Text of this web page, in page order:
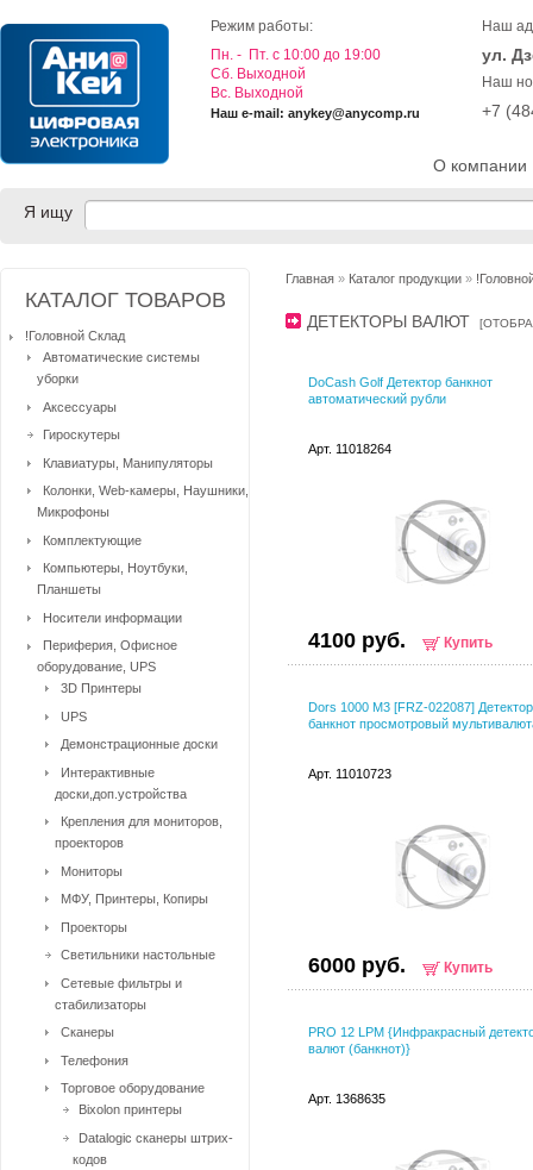
О компании
Режим работы:
Пн. - Пт. с 10:00 до 19:00
Cб. Выходной
Вс. Выходной
Наш e-mail: anykey@anycomp.ru
Наш
ул.
Наш
+7
Я ищу
Главная » Каталог продукции »
ДЕТЕКТОРЫ ВАЛЮТ [
DoCash Golf Детектор банкнот
автоматический рубли
Арт. 11018264
4100 руб. Купить
Dors 1000 M3 [FRZ-022087] Детектор
банкнот просмотровый
Арт. 11010723
6000 руб. Купить
PRO 12 LPM {Инфракрасный
валют (банкнот)}
Арт. 1368635
КАТАЛОГ ТОВАРОВ
!Головной Склад
Автоматические системы
уборки
Аксессуары
Гироскутеры
Клавиатуры, Манипуляторы
Колонки, Web-камеры, Наушники,
Микрофоны
Комплектующие
Компьютеры, Ноутбуки,
Планшеты
Носители информации
Периферия, Офисное
оборудование, UPS
3D Принтеры
UPS
Демонстрационные доски
Интерактивные
доски,доп.устройства
Крепления для мониторов,
проекторов
Мониторы
МФУ, Принтеры, Копиры
Проекторы
Светильники настольные
Сетевые фильтры и
стабилизаторы
Сканеры
Телефония
Торговое оборудование
Bixolon принтеры
Datalogic сканеры штрих-
кодов